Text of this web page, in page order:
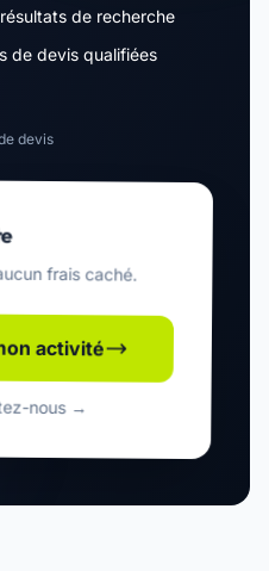
de recherche
de devis qualifiées
devis
frais caché.
activité
nous →